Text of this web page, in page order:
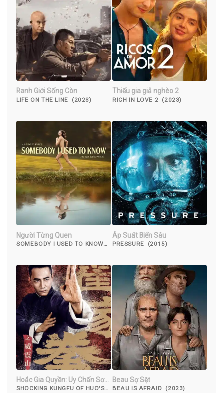
Ranh Giới Sống Còn
LIFE ON THE LINE (2023)
Thiếu gia giả nghèo 2
RICH IN LOVE 2 (2023)
Người Từng Quen
SOMEBODY I USED TO KNOW
Áp Suất Biển Sâu
PRESSURE (2015)
Hoắc Gia Quyền: Uy Chấn Sơn
Hà
SHOCKING KUNGFU OF HUO'S
Beau Sợ Sệt
BEAU IS AFRAID (2023)